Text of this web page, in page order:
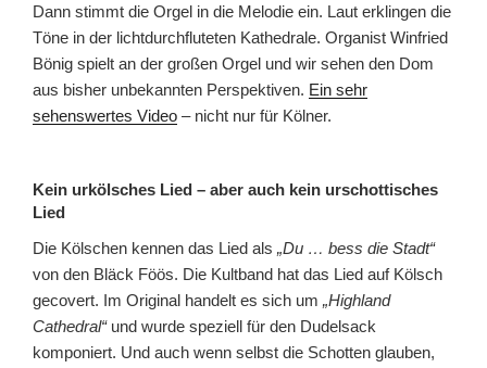
Dann stimmt die Orgel in die Melodie ein. Laut erklingen die
Töne in der lichtdurchfluteten Kathedrale. Organist Winfried
Bönig spielt an der großen Orgel und wir sehen den Dom
aus bisher unbekannten Perspektiven. Ein sehr
sehenswertes Video – nicht nur für Kölner.
Kein urkölsches Lied – aber auch kein urschottisches
Lied
Die Kölschen kennen das Lied als „Du … bess die Stadt“
von den Bläck Föös. Die Kultband hat das Lied auf Kölsch
gecovert. Im Original handelt es sich um „Highland
Cathedral“und wurde speziell für den Dudelsack
komponiert. Und auch wenn selbst die Schotten glauben,